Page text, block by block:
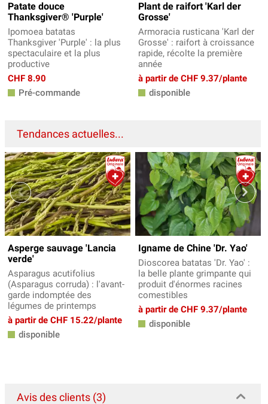
Patate douce
Thanksgiver® 'Purple'
Ipomoea batatas
Thanksgiver 'Purple' : la plus
spectaculaire et la plus
productive
CHF 8.90
Pré-commande
Plant de raifort 'Karl der
Grosse'
Armoracia rusticana 'Karl der
Grosse' : raifort à croissance
rapide, récolte la première
année
à partir de CHF 9.37/plante
disponible
Tendances actuelles...
Asperge sauvage 'Lancia
verde'
Asparagus acutifolius
(Asparagus corruda) : l'avant-
garde indomptée des
légumes de printemps
à partir de CHF 15.22/plante
disponible
Igname de Chine 'Dr. Yao'
Dioscorea batatas 'Dr. Yao' :
la belle plante grimpante qui
produit d'énormes racines
comestibles
à partir de CHF 9.37/plante
disponible
Avis des clients (3)